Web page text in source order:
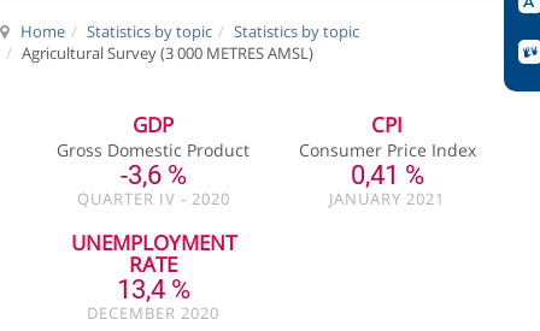
Home Statistics by topic
Statistics by topic
Agricultural Survey (3 000 METRES AMSL)
GDP
Gross Domestic Product
-3,6 %
QUARTER IV - 2020
CPI
Consumer Price Index
0,41 %
JANUARY 2021
UNEMPLOYMENT
RATE
13,4 %
DECEMBER 2020